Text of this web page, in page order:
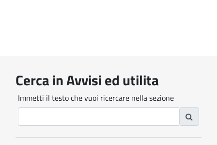
Cerca in Avvisi ed utilita
Immetti il testo che vuoi ricercare nella sezione